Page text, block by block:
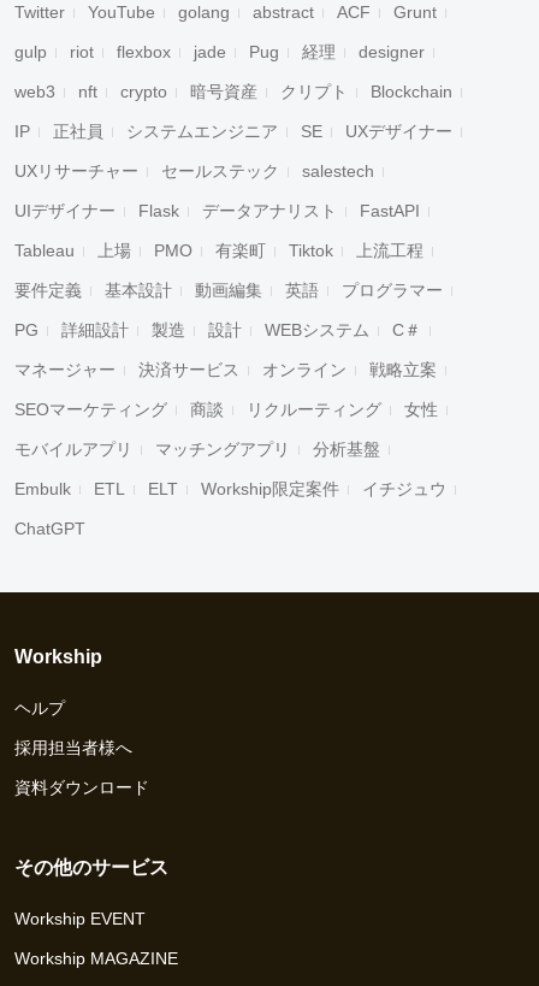
Twitter YouTube golang abstract ACF Grunt
gulp riot flexbox jade Pug 経理 designer
web3 nft crypto 暗号資産 クリプト Blockchain
IP 正社員 システムエンジニア SE UXデザイナー
UXリサーチャー セールステック salestech
UIデザイナー Flask データアナリスト FastAPI
Tableau 上場 PMO 有楽町 Tiktok 上流工程
要件定義 基本設計 動画編集 英語 プログラマー
PG 詳細設計 製造 設計 WEBシステム C＃
マネージャー 決済サービス オンライン 戦略立案
SEOマーケティング 商談 リクルーティング 女性
モバイルアプリ マッチングアプリ 分析基盤
Embulk ETL ELT Workship限定案件 イチジュウ
ChatGPT
Workship
ヘルプ
採用担当者様へ
資料ダウンロード
その他のサービス
Workship EVENT
Workship MAGAZINE